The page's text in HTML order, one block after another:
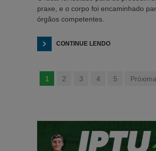
praxe, e o corpo foi encaminhado
órgãos competentes.
CONTINUE LENDO
1 2 3 4 5 Próxima